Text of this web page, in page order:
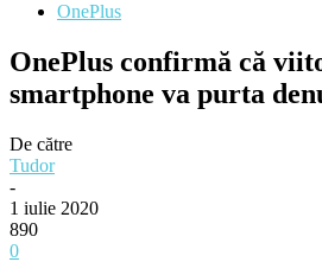
OnePlus
OnePlus confirmă că
smartphone va purta
De către
Tudor
-
1 iulie 2020
890
0